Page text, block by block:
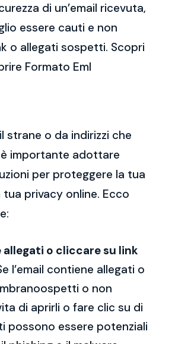
di un’email ricevuta,
essere cauti e non
o allegati sospetti. Scopri
Formato Eml
strane o da indirizzi che
importante adottare
per proteggere la tua
tua privacy online. Ecco
allegati o cliccare su link
l’email contiene allegati o
o non
di aprirli o fare clic su di
possono essere potenziali